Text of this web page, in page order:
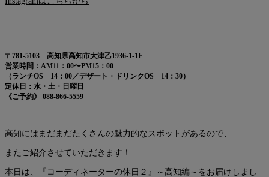
〒781-5103 高知県高知市大津乙1936-1-1F
営業時間：AM11：00〜PM15：00
（ランチOS 14：00／デザート・ドリンクOS 14：30）
定休日：水・土・日曜日
《ご予約》 088-866-5559
高知にはまだまだたくさんの魅力的なスポットがあるので、
またご紹介させていただきます！
本日は、『コーディネーターの休日２』～高知編～をお届けしまし